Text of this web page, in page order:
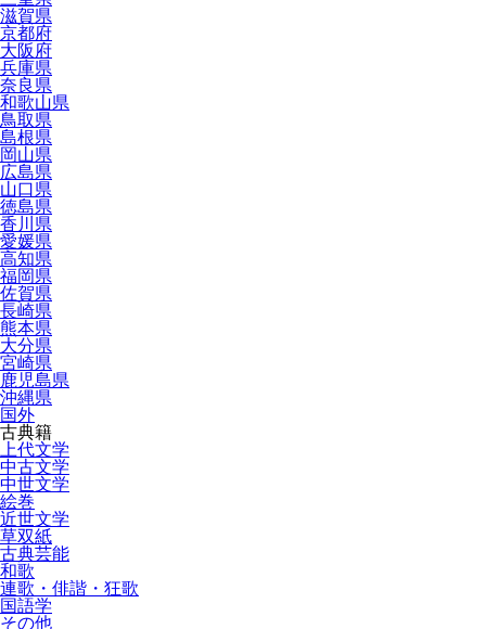
滋賀県
京都府
大阪府
兵庫県
奈良県
和歌山県
鳥取県
島根県
岡山県
広島県
山口県
徳島県
香川県
愛媛県
高知県
福岡県
佐賀県
長崎県
熊本県
大分県
宮崎県
鹿児島県
沖縄県
国外
古典籍
上代文学
中古文学
中世文学
絵巻
近世文学
草双紙
古典芸能
和歌
連歌・俳諧・狂歌
国語学
その他